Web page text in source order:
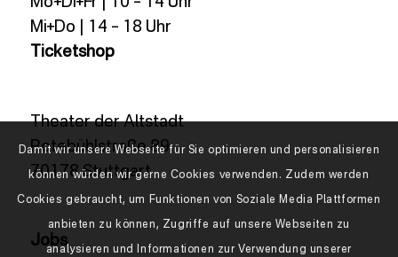
Mi+Do | 14 – 18 Uhr
Ticketshop
Theater der Altstadt
Rotebühlstraße 89
70178 Stuttgart
Jobs
Damit wir unsere Webseite für Sie optimieren und personalisieren
können würden wir gerne Cookies verwenden. Zudem werden
Cookies gebraucht, um Funktionen von Soziale Media Plattformen
anbieten zu können, Zugriffe auf unsere Webseiten zu
analysieren und Informationen zur Verwendung unserer